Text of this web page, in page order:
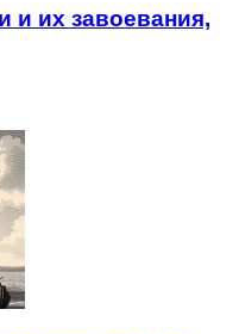
и их завоевания,